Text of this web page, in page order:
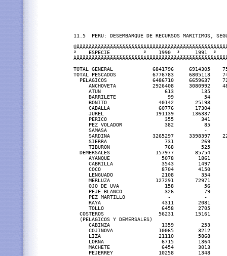
11.5  PERU: DESEMBARQUE DE RECURSOS MARITIMOS,
³    ESPECIE           ³    1990  ³     1991  ³
TOTAL GENERAL             6841796     6914305
TOTAL PESCADOS            6776783     6805113
PELAGICOS               6486710     6659637
ANCHOVETA            2926408     3080992
ATUN                     613         135
BARRILETE                 99          54
BONITO                 40142       25198
CABALLA                60776       17304
JUREL                 191139      136337
PERICO                   355         341
PEZ VOLADOR              382          85
SAMASA                                -
SARDINA              3265297     3398397
SIERRA                   731         269
TIBURON                  768         525
DEMERSALES               157977       85754
AYANQUE                 5078        1861
CABRILLA                3543        1497
COCO                    8704        4150
LENGUADO                2108         354
MERLUZA               127291       72971
OJO DE UVA               158          56
PEJE BLANCO              326          79
PEZ MARTILLO              -           -
RAYA                    4311        2081
TOLLO                   6458        2705
COSTEROS                  56231       15161
  (PELAGICOS Y DEMERSALES)
CABINZA                 1359         253
COJINOVA               10065        3212
LIZA                   21110        5868
LORNA                   6715        1364
MACHETE                 6454        3013
PEJERREY               10258        1348